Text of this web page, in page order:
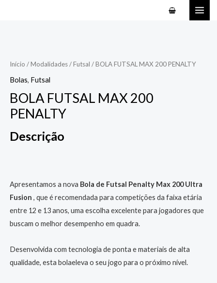
Início /Modalidades/Futsal / BOLA FUTSAL MAX 200 PENALTY
Bolas, Futsal
BOLA FUTSAL MAX 200
PENALTY
Descrição
Apresentamos a nova Bola de Futsal Penalty Max 200 Ultra
Fusion , que é recomendada para competições da faixa etária
entre 12 e 13 anos, uma escolha excelente para jogadores que
buscam o melhor desempenho em quadra.
Desenvolvida com tecnologia de ponta e materiais de alta
qualidade, esta bolaeleva o seu jogo para o próximo nível.